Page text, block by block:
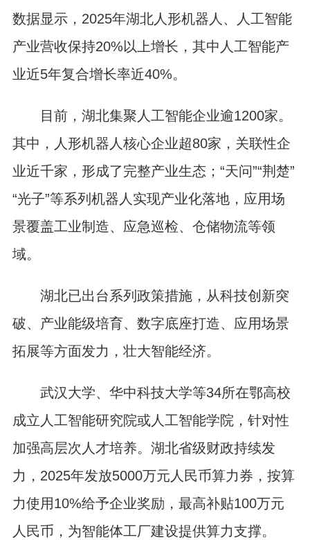
数据显示，2025年湖北人形机器人、人工智能
产业营收保持20%以上增长，其中人工智能产
业近5年复合增长率近40%。
目前，湖北集聚人工智能企业逾1200家。
其中，人形机器人核心企业超80家，关联性企
业近千家，形成了完整产业生态；“天问”“荆楚”
“光子”等系列机器人实现产业化落地，应用场
景覆盖工业制造、应急巡检、仓储物流等领
域。
湖北已出台系列政策措施，从科技创新突
破、产业能级培育、数字底座打造、应用场景
拓展等方面发力，壮大智能经济。
武汉大学、华中科技大学等34所在鄂高校
成立人工智能研究院或人工智能学院，针对性
加强高层次人才培养。湖北省级财政持续发
力，2025年发放5000万元人民币算力券，按算
力使用10%给予企业奖励，最高补贴100万元
人民币，为智能体工厂建设提供算力支撑。